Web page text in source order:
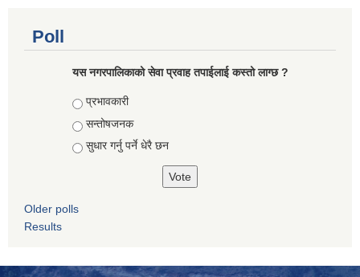
Poll
यस नगरपालिकाको सेवा प्रवाह तपाईलाई कस्तो लाग्छ ?
Choices
प्रभावकारी
सन्तोषजनक
सुधार गर्नु पर्ने धेरै छन
Older polls
Results